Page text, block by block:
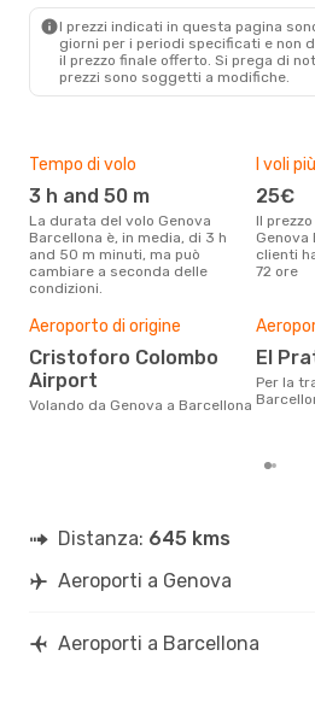
I prezzi indicati in questa pagina
giorni per i periodi specificati e non
il ​​prezzo finale offerto. Si prega di
prezzi sono soggetti a modifiche.
Tempo di volo
3 h and 50 m
La durata del volo Genova
Barcellona è, in media, di 3 h
and 50 m minuti, ma può
cambiare a seconda delle
condizioni.
I voli
25€
Il prezzo più basso per un volo
Genova
clienti
72 ore
Aeroporto di origine
Cristoforo Colombo
Airport
Volando da Genova a Barcellona
El
Per la tratta da Genova a
Distanza: 645 kms
Aeroporti a Genova
Aeroporti a Barcellona